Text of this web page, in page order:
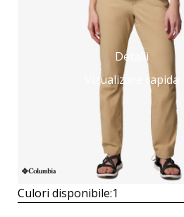
Detalii
Vizualizare rapida
Culori disponibile:1